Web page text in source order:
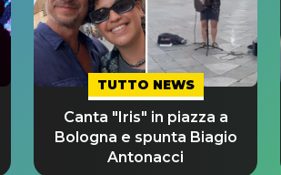
TUTTO NEWS
Canta "Iris" in piazza a
Bologna e spunta Biagio
Antonacci